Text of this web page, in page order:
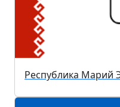
Республика Марий